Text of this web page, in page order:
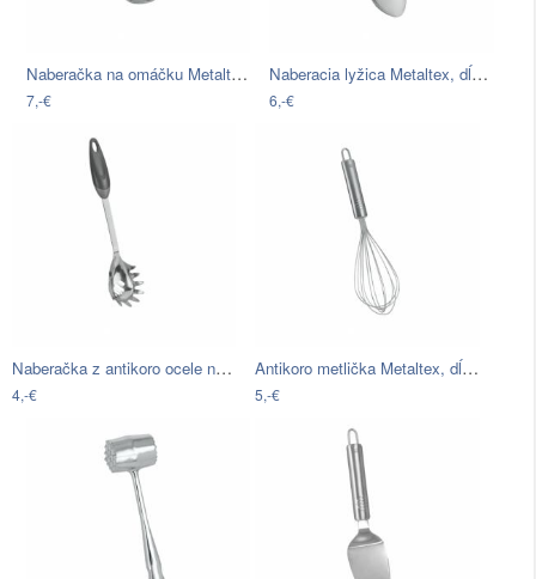
Naberačka na omáčku Metaltex Sauce,…
7,-€
Naberacia lyžica Metaltex, dĺžka 32 cm
6,-€
Naberačka z antikoro ocele na cestoviny…
4,-€
Antikoro metlička Metaltex, dĺžka 28 cm
5,-€